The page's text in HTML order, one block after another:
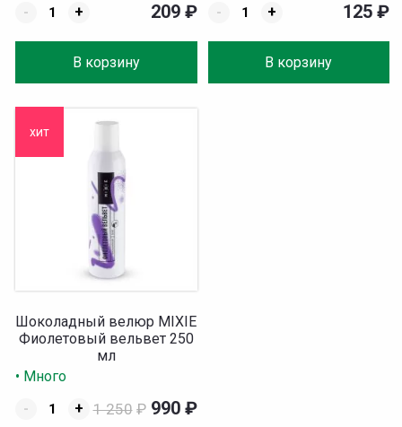
-
+
В корзину
209 ₽
-
+
В корзину
125 ₽
хит
Шоколадный велюр MIXIE
Фиолетовый вельвет 250
мл
• Много
-
+ 1 250 ₽ 990 ₽